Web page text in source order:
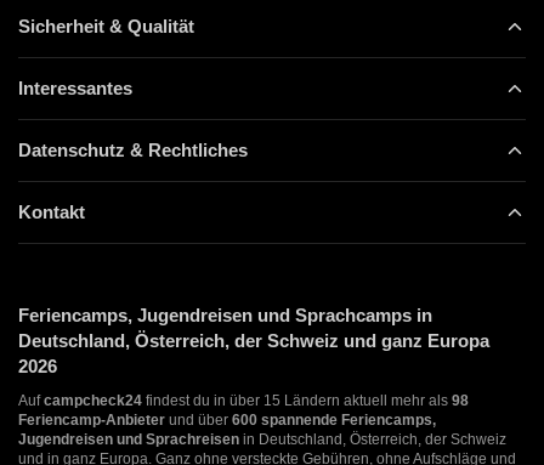
Sicherheit & Qualität
Interessantes
Datenschutz & Rechtliches
Kontakt
Feriencamps, Jugendreisen und Sprachcamps in
Deutschland, Österreich, der Schweiz und ganz Europa
2026
Aufcampcheck24 findest du in über 15 Ländern aktuell mehr als 98
Feriencamp-Anbieter und über 600 spannende Feriencamps,
Jugendreisen und Sprachreisen in Deutschland, Österreich, der Schweiz
und in ganz Europa. Ganz ohne versteckte Gebühren, ohne Aufschläge und